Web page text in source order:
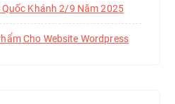
Khánh 2/9 Năm 2025
Cho Website Wordpress